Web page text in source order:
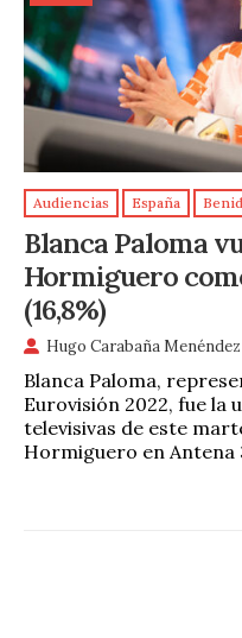
Audiencias España
Blanca Paloma
Hormiguero
(16,8%)
Hugo Carabaña Menéndez
Blanca Paloma,
Eurovisión 2022, fue la
televisivas de este
Hormiguero en Antena